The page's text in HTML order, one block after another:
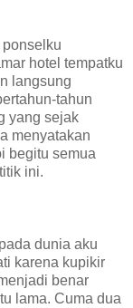
hotel tempatku
langsung
tahun
yang sejak
menyatakan
begitu semua
ini.
dunia aku
karena kupikir
benar
lama. Cuma dua